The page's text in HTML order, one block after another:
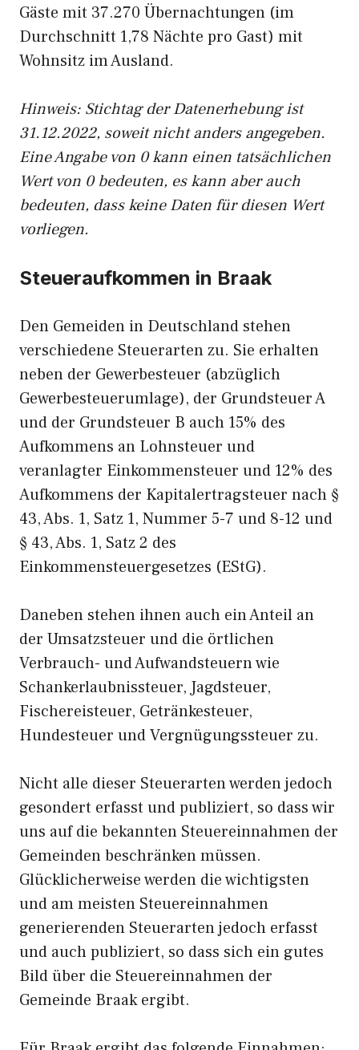
Gäste mit 37.270 Übernachtungen (im
Durchschnitt 1,78 Nächte pro Gast) mit
Wohnsitz im Ausland.
Hinweis: Stichtag der Datenerhebung ist
31.12.2022, soweit nicht anders angegeben.
Eine Angabe von 0 kann einen tatsächlichen
Wert von 0 bedeuten, es kann aber auch
bedeuten, dass keine Daten für diesen Wert
vorliegen.
Steueraufkommen in Braak
Den Gemeiden in Deutschland stehen
verschiedene Steuerarten zu. Sie erhalten
neben der Gewerbesteuer (abzüglich
Gewerbesteuerumlage), der Grundsteuer A
und der Grundsteuer B auch 15% des
Aufkommens an Lohnsteuer und
veranlagter Einkommensteuer und 12% des
Aufkommens der Kapitalertragsteuer nach §
43, Abs. 1, Satz 1, Nummer 5-7 und 8-12 und
§ 43, Abs. 1, Satz 2 des
Einkommensteuergesetzes (EStG).
Daneben stehen ihnen auch ein Anteil an
der Umsatzsteuer und die örtlichen
Verbrauch- und Aufwandsteuern wie
Schankerlaubnissteuer, Jagdsteuer,
Fischereisteuer, Getränkesteuer,
Hundesteuer und Vergnügungssteuer zu.
Nicht alle dieser Steuerarten werden jedoch
gesondert erfasst und publiziert, so dass wir
uns auf die bekannten Steuereinnahmen der
Gemeinden beschränken müssen.
Glücklicherweise werden die wichtigsten
und am meisten Steuereinnahmen
generierenden Steuerarten jedoch erfasst
und auch publiziert, so dass sich ein gutes
Bild über die Steuereinnahmen der
Gemeinde Braak ergibt.